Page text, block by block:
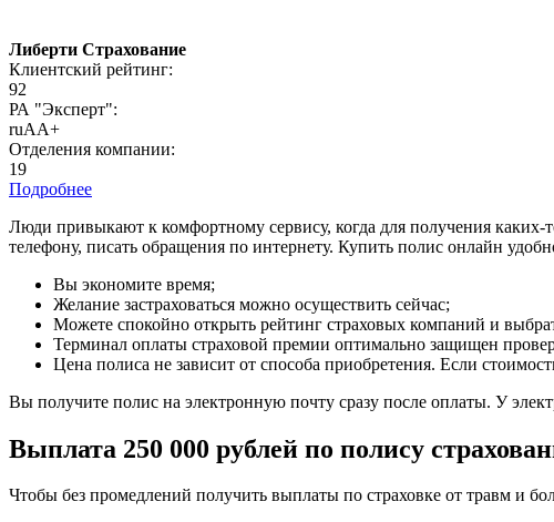
Либерти Страхование
Клиентский рейтинг:
92
РА "Эксперт":
ruAA+
Отделения компании:
19
Подробнее
Люди привыкают к комфортному сервису, когда для получения
телефону, писать обращения по интернету. Купить полис онлайн
Вы экономите время;
Желание застраховаться можно осуществить сейчас;
Можете спокойно открыть рейтинг страховых компаний и
Терминал оплаты страховой премии оптимально защищен
Цена полиса не зависит от способа приобретения. Если
Вы получите полис на электронную почту сразу после оплаты. У
Выплата 250 000 рублей по полису
Чтобы без промедлений получить выплаты по страховке от травм и